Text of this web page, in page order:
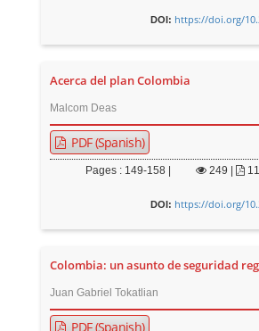
DOI: https://doi.org/
Acerca del plan Colombia
Malcom Deas
PDF (Spanish)
Pages : 149-158 | 249
DOI: https://doi.org/
Colombia: un asunto de seguridad
Juan Gabriel Tokatlian
PDF (Spanish)